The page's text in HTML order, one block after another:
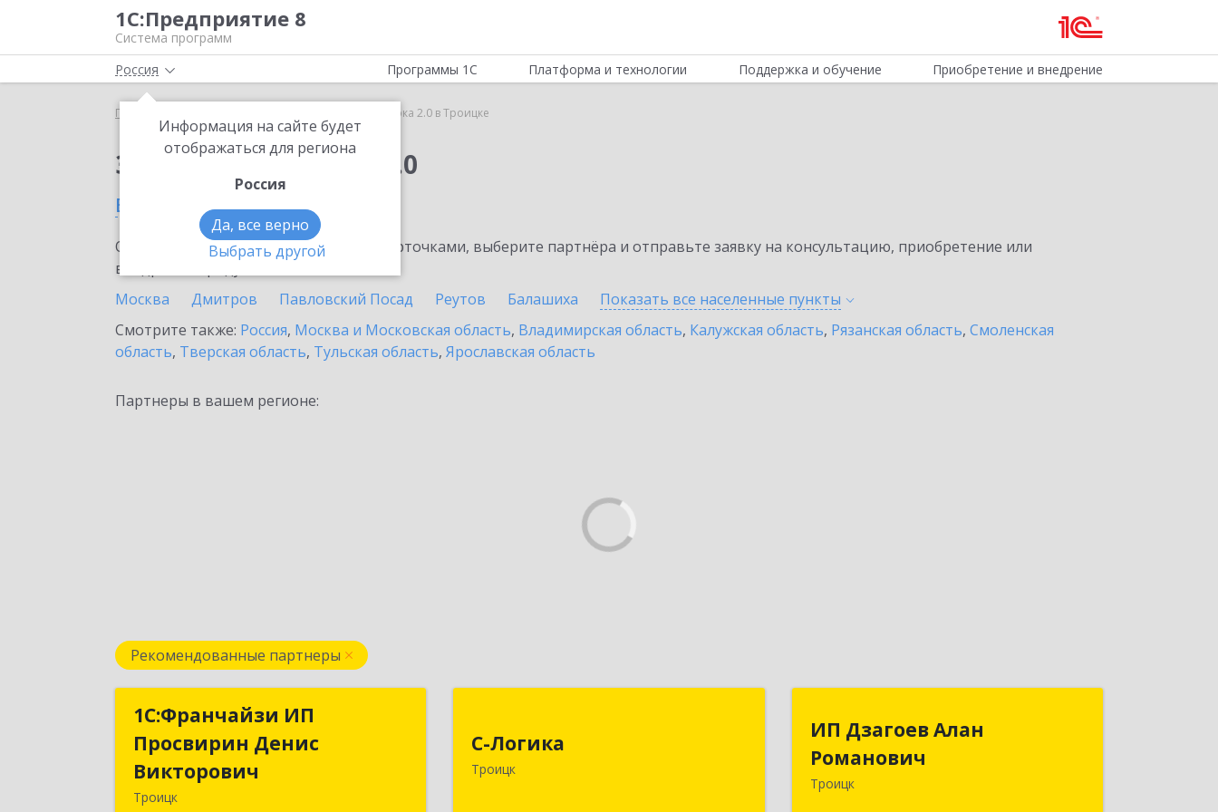
1С:Предприятие 8
Система программ
Россия
Информация на сайте будет
отображаться для региона
Россия
Да, все верно
Выбрать другой
Программы 1С Платформа и технологии Поддержка и обучение Приобретение и внедрение
Главная 1С:Сверка 2.0 в Троицке
Заказать 1С:Сверка 2.0
в Троицке
Ознакомьтесь с информационными карточками, выберите партнёра и отправьте заявку на консультацию, приобретение или
внедрение продукта.
Москва
Дмитров Павловский Посад Реутов Балашиха Показать все населенные пункты
Смотрите также: Россия, Москва и Московская область, Владимирская область, Калужская область, Рязанская область, Смоленская
область, Тверская область, Тульская область, Ярославская область
Партнеры в вашем регионе:
Рекомендованные партнеры
1C:Франчайзи ИП
Просвирин Денис
Викторович
Троицк
1C:Франчайзи ИП
Просвирин Денис
С-Логика
Троицк
Центральная ул, дом № 12, этаж 4,
ИП Дзагоев Алан
Романович
Троицк
Романович